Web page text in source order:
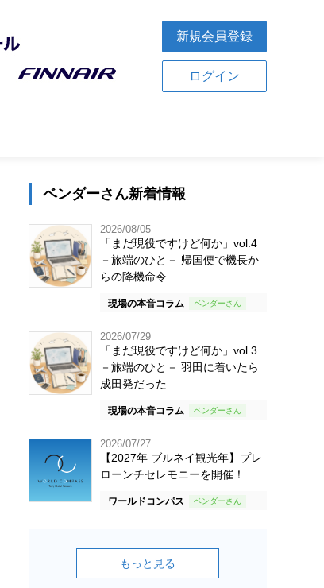
新規会員登録
ログイン
ベンダーさん新着情報
2026/08/05
「まだ現役ですけど何か」vol.4
－旅端のひと－ 帰国便で機長か
らの降機命令
現場の本音コラム
2026/07/29
「まだ現役ですけど何か」vol.3
－旅端のひと－ 羽田に着いたら
成田発だった
現場の本音コラム
2026/07/27
【2027年 ブルネイ観光年】プレ
ローンチセレモニーを開催！
ワールドコンパス
もっと見る